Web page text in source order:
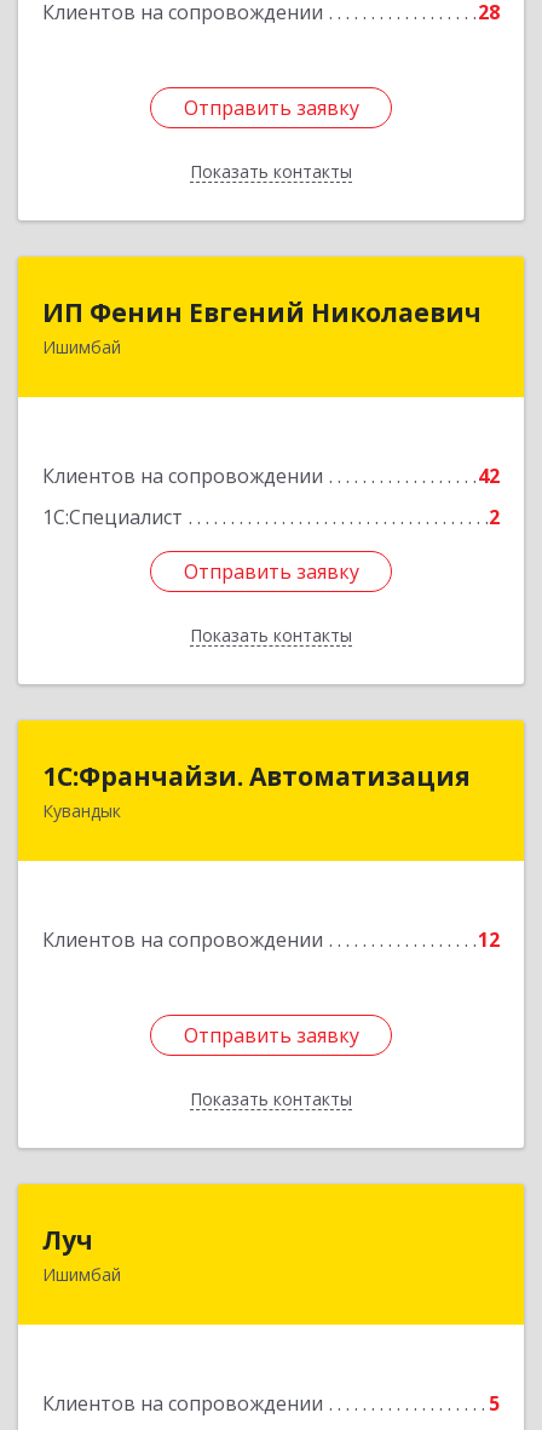
Клиентов на сопровождении 28
Отправить заявку
Показать контакты
Отправить заявку
Назад
ИП Фенин Евгений Николаевич
Ишимбай
Клиентов на сопровождении
42
1С:Специалист
2
Отправить заявку
Показать контакты
ИП Фенин Евгений Николаевич
453211, Башкортостан Респ, Ишимбайский р-н,
Отправить заявку
Назад
1С:Франчайзи. Автоматизация
Кувандык
Клиентов на сопровождении 12
Отправить заявку
Показать контакты
1С:Франчайзи. Автоматизация
462220, Оренбургская обл, Кувандыкский р-н,
Отправить заявку
Назад
Луч
Ишимбай
Клиентов на сопровождении 5
453215, Башкортостан Респ, Ишимбайский р-н,